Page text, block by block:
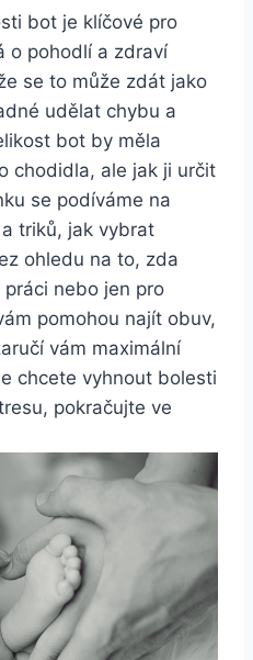
bot je klíčové pro
o pohodlí a zdraví
se to může zdát jako
udělat chybu a
bot by měla
chodidla, ale jak ji určit
se podíváme na
triků, jak vybrat
ohledu na to, zda
nebo jen pro
pomohou najít obuv,
vám maximální
chcete vyhnout bolesti
pokračujte ve